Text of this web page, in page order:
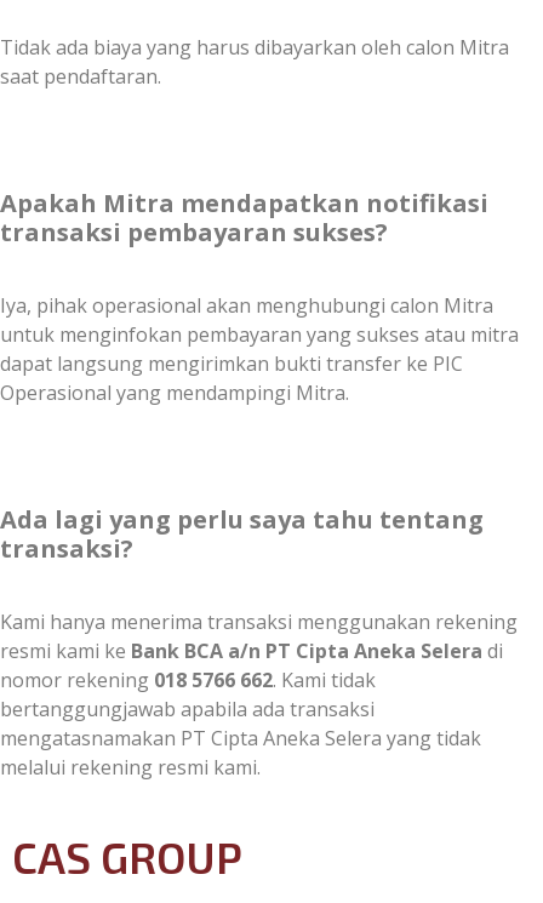
Tidak ada biaya yang harus dibayarkan oleh calon Mitra
saat pendaftaran.
Apakah Mitra mendapatkan notifikasi
transaksi pembayaran sukses?
Iya, pihak operasional akan menghubungi calon Mitra
untuk menginfokan pembayaran yang sukses atau mitra
dapat langsung mengirimkan bukti transfer ke PIC
Operasional yang mendampingi Mitra.
Ada lagi yang perlu saya tahu tentang
transaksi?
Kami hanya menerima transaksi menggunakan rekening
resmi kami ke Bank BCA a/n PT Cipta Aneka Selera di
nomor rekening 018 5766 662. Kami tidak
bertanggungjawab apabila ada transaksi
mengatasnamakan PT Cipta Aneka Selera yang tidak
melalui rekening resmi kami.
CAS GROUP